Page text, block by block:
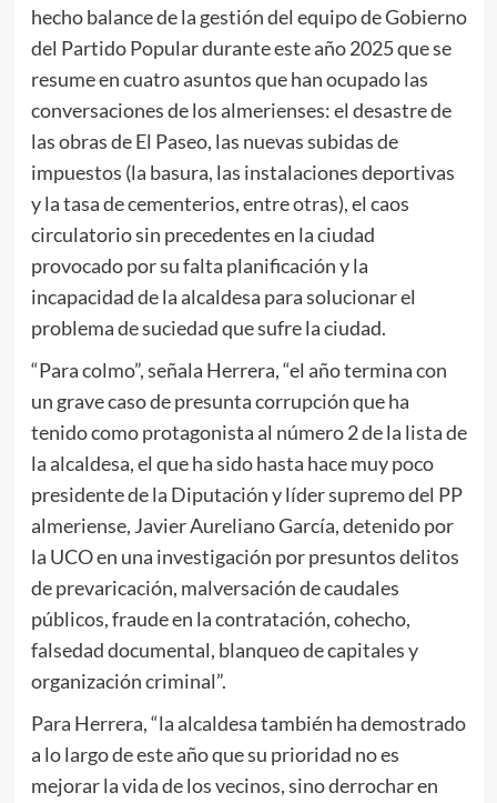
hecho balance de la gestión del equipo de Gobierno
del Partido Popular durante este año 2025 que se
resume en cuatro asuntos que han ocupado las
conversaciones de los almerienses: el desastre de
las obras de El Paseo, las nuevas subidas de
impuestos (la basura, las instalaciones deportivas
y la tasa de cementerios, entre otras), el caos
circulatorio sin precedentes en la ciudad
provocado por su falta planificación y la
incapacidad de la alcaldesa para solucionar el
problema de suciedad que sufre la ciudad.
“Para colmo”, señala Herrera, “el año termina con
un grave caso de presunta corrupción que ha
tenido como protagonista al número 2 de la lista de
la alcaldesa, el que ha sido hasta hace muy poco
presidente de la Diputación y líder supremo del PP
almeriense, Javier Aureliano García, detenido por
la UCO en una investigación por presuntos delitos
de prevaricación, malversación de caudales
públicos, fraude en la contratación, cohecho,
falsedad documental, blanqueo de capitales y
organización criminal”.
Para Herrera, “la alcaldesa también ha demostrado
a lo largo de este año que su prioridad no es
mejorar la vida de los vecinos, sino derrochar en